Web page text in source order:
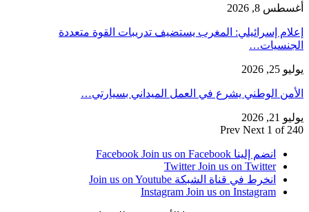
أغسطس 8, 2026
إعلام إسرائيلي: المغرب يستضيف تدريبات القوة متعددة
الجنسيات…
يوليو 25, 2026
الأمن الوطني يشرع في العمل الميداني بسيارتي…
يوليو 21, 2026
Prev Next 1 of 240
انضم إلينا Facebook Join us on Facebook
Twitter Join us on Twitter
انخرط في قناة الشبكة Join us on Youtube
Instagram Join us on Instagram